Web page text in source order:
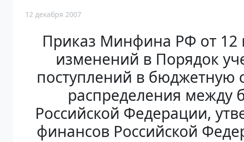
12 декабря 2007
Приказ Минфина РФ от 12
изменений в Порядок
поступлений в бюджетную
распределения между
Российской Федерации,
финансов Российской